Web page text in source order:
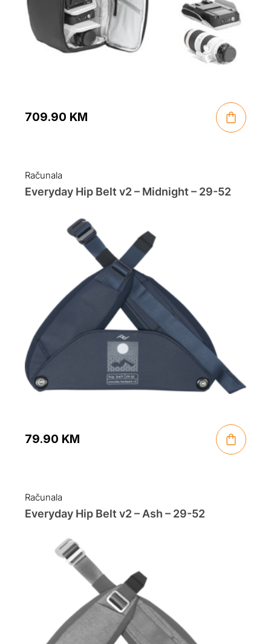
709.90 KM
Računala
Everyday Hip Belt v2 – Midnight – 29-52
79.90 KM
Računala
Everyday Hip Belt v2 – Ash – 29-52